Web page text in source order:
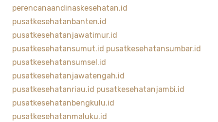
perencanaandinaskesehatan.id
pusatkesehatanbanten.id
pusatkesehatanjawatimur.id
pusatkesehatansumut.id pusatkesehatansumbar.id
pusatkesehatansumsel.id
pusatkesehatanjawatengah.id
pusatkesehatanriau.id pusatkesehatanjambi.id
pusatkesehatanbengkulu.id
pusatkesehatanmaluku.id